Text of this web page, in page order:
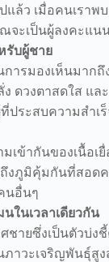
แล้ว เมื่อคนเร
จะเป็นผู้ลงคะแ
รับผู้ชาย
การมองเห็นมา
ลั่ง ดวงตาสดใส
ประสบความสำเ
เข้ากันของเนื้อ
ภูมิคุ้มกันที่สอดค
นอื่นๆ
ในเวลาเดียวกัน
ชายซึ่งเป็นตัวบ่
าวะเจริญพันธุ์สูง